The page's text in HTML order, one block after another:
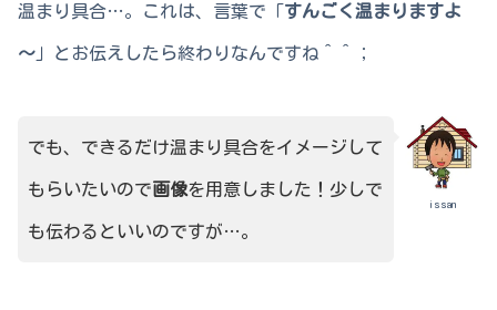
温まり具合…。これは、言葉で「すんごく温まりますよ
～ 」とお伝えしたら終わりなんですね＾＾；
issan
でも、できるだけ温まり具合をイメージして
もらいたいので画像を用意しました！少しで
も伝わるといいのですが…。